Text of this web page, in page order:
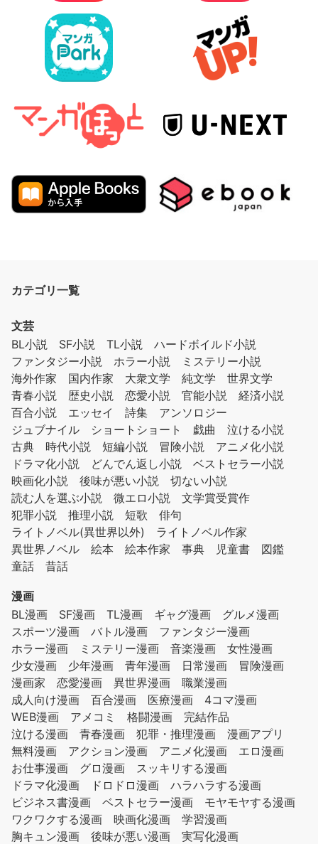
カテゴリ一覧
文芸
BL小説
SF小説 TL小説
ハードボイルド小説
ファンタジー小説
ホラー小説
ミステリー小説
海外作家
国内作家 大衆文学 純文学
世界文学
青春小説
歴史小説 恋愛小説 官能小説
経済小説
百合小説
エッセイ 詩集
アンソロジー
ジュブナイル
ショートショート 戯曲
泣ける小説
古典
時代小説 短編小説 冒険小説
アニメ化小説
ドラマ化小説
どんでん返し小説
ベストセラー小説
映画化小説
後味が悪い小説
切ない小説
読む人を選ぶ小説
微エロ小説
文学賞受賞作
犯罪小説
推理小説 短歌
俳句
ライトノベル(異世界以外)
ライトノベル作家
異世界ノベル
絵本 絵本作家 事典 児童書
図鑑
童話
昔話
漫画
BL漫画
SF漫画 TL漫画 ギャグ漫画
グルメ漫画
スポーツ漫画
バトル漫画
ファンタジー漫画
ホラー漫画
ミステリー漫画 音楽漫画
女性漫画
少女漫画
少年漫画 青年漫画 日常漫画
冒険漫画
漫画家
恋愛漫画 異世界漫画
職業漫画
成人向け漫画
百合漫画 医療漫画
4コマ漫画
WEB漫画
アメコミ 格闘漫画
完結作品
泣ける漫画
青春漫画 犯罪・推理漫画
漫画アプリ
無料漫画
アクション漫画 アニメ化漫画
エロ漫画
お仕事漫画
グロ漫画
スッキリする漫画
ドラマ化漫画
ドロドロ漫画
ハラハラする漫画
ビジネス書漫画
ベストセラー漫画
モヤモヤする漫画
ワクワクする漫画
映画化漫画
学習漫画
胸キュン漫画
後味が悪い漫画
実写化漫画